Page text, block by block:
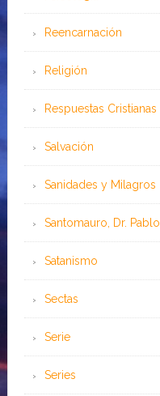
Reencarnación
Religión
Respuestas Cristianas
Salvación
Sanidades y Milagros
Santomauro, Dr. Pablo
Satanismo
Sectas
Serie
Series